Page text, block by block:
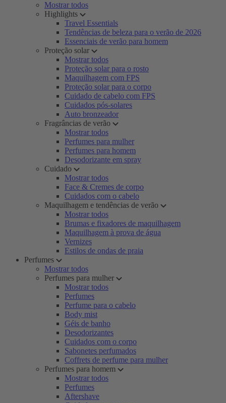
Mostrar todos
Highlights
Travel Essentials
Tendências de beleza para o verão de 2026
Essenciais de verão para homem
Proteção solar
Mostrar todos
Proteção solar para o rosto
Maquilhagem com FPS
Proteção solar para o corpo
Cuidado de cabelo com FPS
Cuidados pós-solares
Auto bronzeador
Fragrâncias de verão
Mostrar todos
Perfumes para mulher
Perfumes para homem
Desodorizante em spray
Cuidado
Mostrar todos
Face & Cremes de corpo
Cuidados com o cabelo
Maquilhagem e tendências de verão
Mostrar todos
Brumas e fixadores de maquilhagem
Maquilhagem à prova de água
Vernizes
Estilos de ondas de praia
Perfumes
Mostrar todos
Perfumes para mulher
Mostrar todos
Perfumes
Perfume para o cabelo
Body mist
Géis de banho
Desodorizantes
Cuidados com o corpo
Sabonetes perfumados
Coffrets de perfume para mulher
Perfumes para homem
Mostrar todos
Perfumes
Aftershave